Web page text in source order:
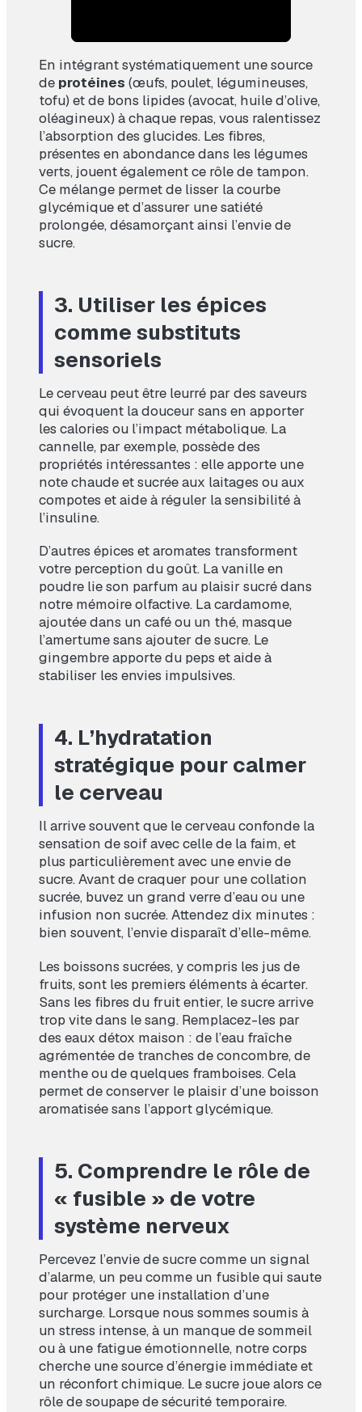
En intégrant systématiquement une source
de protéines (œufs, poulet, légumineuses,
tofu) et de bons lipides (avocat, huile d’olive,
oléagineux) à chaque repas, vous ralentissez
l’absorption des glucides. Les fibres,
présentes en abondance dans les légumes
verts, jouent également ce rôle de tampon.
Ce mélange permet de lisser la courbe
glycémique et d’assurer une satiété
prolongée, désamorçant ainsi l’envie de
sucre.
3. Utiliser les épices
comme substituts
sensoriels
Le cerveau peut être leurré par des saveurs
qui évoquent la douceur sans en apporter
les calories ou l’impact métabolique. La
cannelle, par exemple, possède des
propriétés intéressantes : elle apporte une
note chaude et sucrée aux laitages ou aux
compotes et aide à réguler la sensibilité à
l’insuline.
D’autres épices et aromates transforment
votre perception du goût. La vanille en
poudre lie son parfum au plaisir sucré dans
notre mémoire olfactive. La cardamome,
ajoutée dans un café ou un thé, masque
l’amertume sans ajouter de sucre. Le
gingembre apporte du peps et aide à
stabiliser les envies impulsives.
4. L’hydratation
stratégique pour calmer
le cerveau
Il arrive souvent que le cerveau confonde la
sensation de soif avec celle de la faim, et
plus particulièrement avec une envie de
sucre. Avant de craquer pour une collation
sucrée, buvez un grand verre d’eau ou une
infusion non sucrée. Attendez dix minutes :
bien souvent, l’envie disparaît d’elle-même.
Les boissons sucrées, y compris les jus de
fruits, sont les premiers éléments à écarter.
Sans les fibres du fruit entier, le sucre arrive
trop vite dans le sang. Remplacez-les par
des eaux détox maison : de l’eau fraîche
agrémentée de tranches de concombre, de
menthe ou de quelques framboises. Cela
permet de conserver le plaisir d’une boisson
aromatisée sans l’apport glycémique.
5. Comprendre le rôle de
« fusible » de votre
système nerveux
Percevez l’envie de sucre comme un signal
d’alarme, un peu comme un fusible qui saute
pour protéger une installation d’une
surcharge. Lorsque nous sommes soumis à
un stress intense, à un manque de sommeil
ou à une fatigue émotionnelle, notre corps
cherche une source d’énergie immédiate et
un réconfort chimique. Le sucre joue alors ce
rôle de soupape de sécurité temporaire.